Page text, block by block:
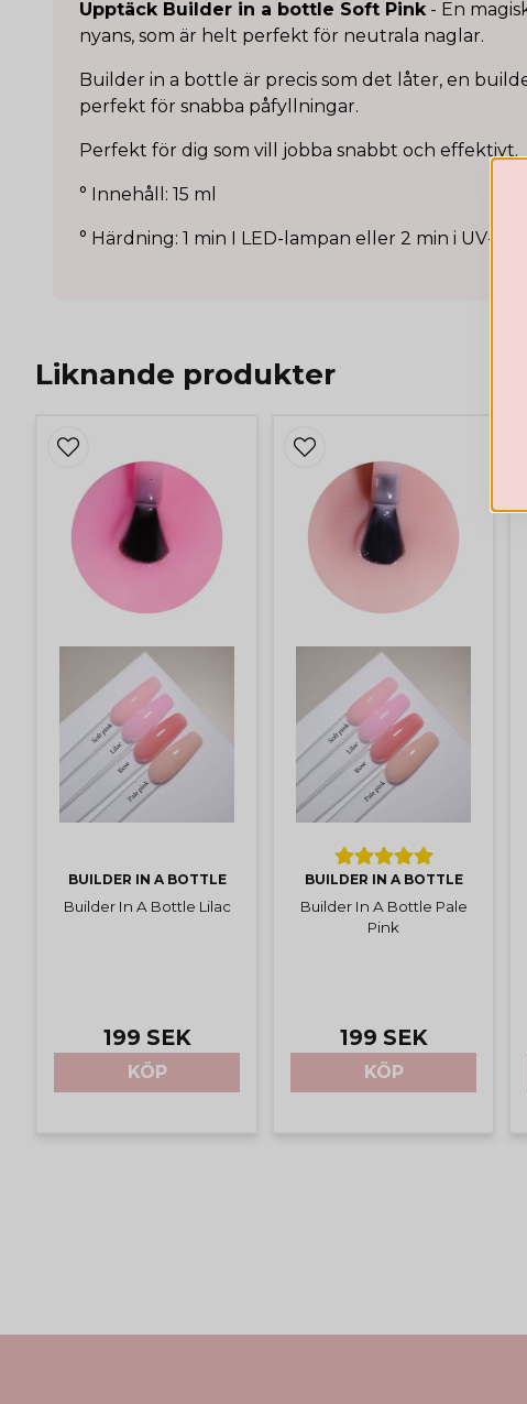
Upptäck Builder in a bottle Soft Pink- En
nyans, som är helt perfekt för neutrala naglar.
Builder in a bottle är precis som det låter, en
perfekt för snabba påfyllningar.
Perfekt för dig som vill jobba snabbt och effektivt.
° Innehåll: 15 ml
° Härdning: 1 min I LED-lampan eller 2 min i UV-
Liknande produkter
BUILDER IN A BOTTLE
Builder In A Bottle Lilac
199 SEK
KÖP
BUILDER IN A BOTTLE
Builder In A Bottle Pale
Pink
199 SEK
KÖP